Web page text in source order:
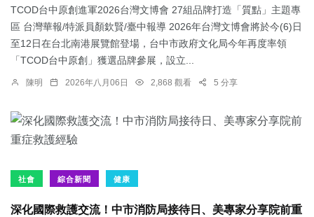
TCOD台中原創進軍2026台灣文博會 27組品牌打造「質點」主題專
區 台灣華報/特派員顏欽賢/臺中報導 2026年台灣文博會將於今(6)日
至12日在台北南港展覽館登場，台中市政府文化局今年再度率領
「TCOD台中原創」獲選品牌參展，設立...
陳明 2026年八月06日 2,868 觀看 5 分享
社會 綜合新聞 健康
深化國際救護交流！中市消防局接待日、美專家分享院前重